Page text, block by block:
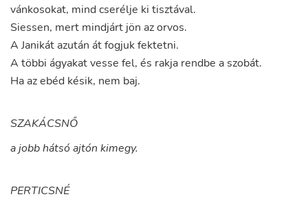
vánkosokat, mind cserélje ki tisztával.
Siessen, mert mindjárt jön azorvos.
A Janikát azután átfogjukfektetni.
A többi ágyakatvesse fel, és rakja rendbe aszobát.
Ha azebéd késik, nem baj.
SZAKÁCSNŐ
a jobb hátsó ajtón kimegy.
PERTICSNÉ